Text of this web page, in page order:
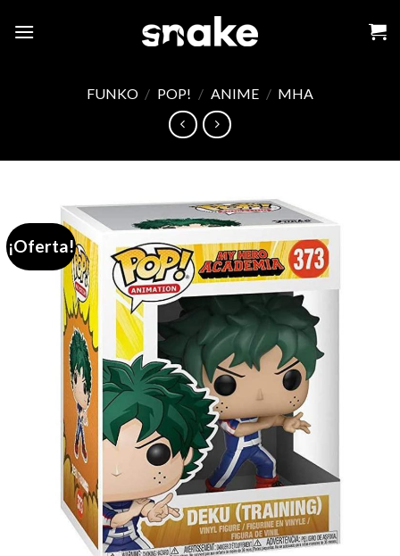
FUNKO / POP! / ANIME / MHA
¡Oferta!